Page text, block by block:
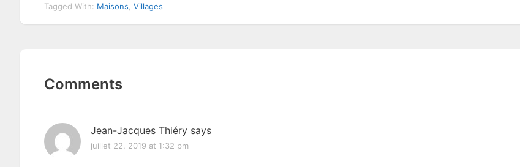
Tagged With: Maisons Villages
Interactions
Comments
Jean-Jacques Thiéry says
juillet 22, 2019 at 1:32 pm